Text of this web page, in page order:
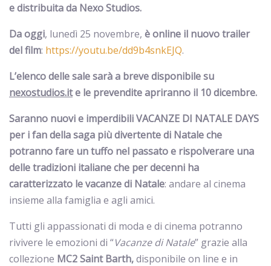
e distribuita da Nexo Studios.
Da oggi, lunedì 25 novembre, è online il nuovo trailer
del film: https://youtu.be/dd9b4snkEJQ.
L’elenco delle sale sarà a breve disponibile su
nexostudios.ite le prevendite apriranno il 10 dicembre.
Saranno nuovi e imperdibiliVACANZE DI NATALE DAYS
per i fan della saga più divertente di Natale che
potranno fare un tuffo nel passato e rispolverare una
delle tradizioni italiane che per decenni ha
caratterizzato le vacanze di Natale: andare al cinema
insieme alla famiglia e agli amici.
Tutti gli appassionati di moda e di cinema potranno
rivivere le emozioni di “Vacanze di Natale” grazie alla
collezione MC2 Saint Barth,disponibile on line e in